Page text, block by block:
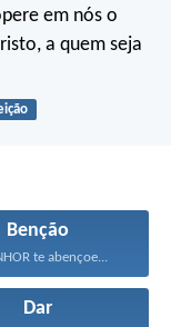
em nós o
a quem seja
Benção
te abençoe...
Dar